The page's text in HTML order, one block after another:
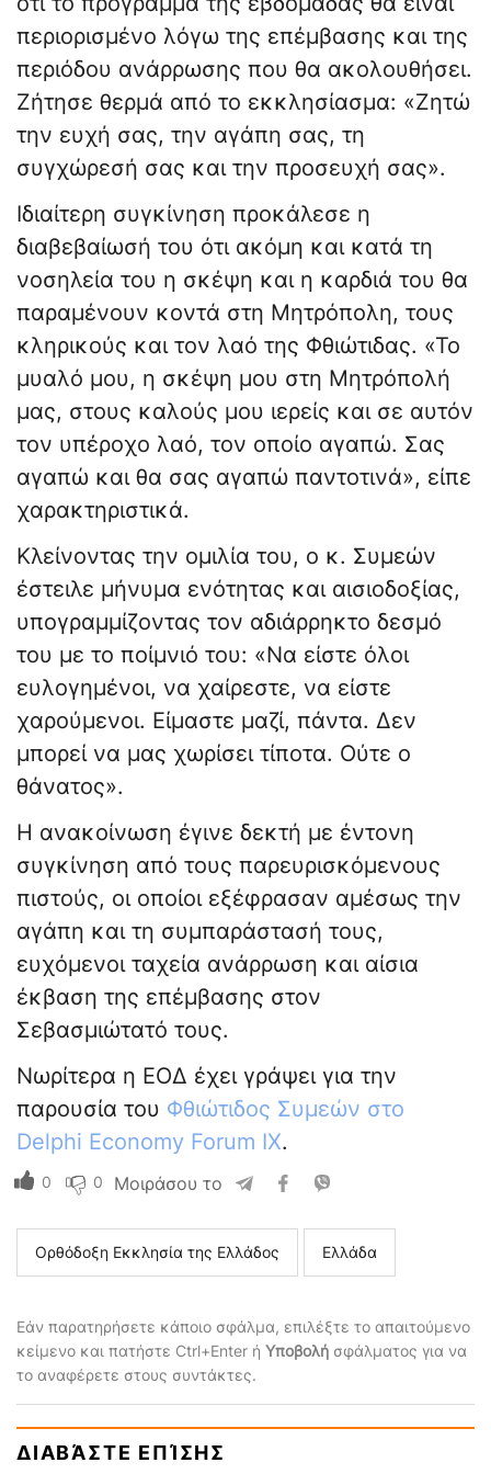
περιορισμένο λόγω της επέμβασης και της
περιόδου ανάρρωσης που θα ακολουθήσει.
Ζήτησε θερμά από το εκκλησίασμα: «Ζητώ
την ευχή σας, την αγάπη σας, τη
συγχώρεσή σας και την προσευχή σας».
Ιδιαίτερη συγκίνηση προκάλεσε η
διαβεβαίωσή του ότι ακόμη και κατά τη
νοσηλεία του η σκέψη και η καρδιά του θα
παραμένουν κοντά στη Μητρόπολη, τους
κληρικούς και τον λαό της Φθιώτιδας. «Το
μυαλό μου, η σκέψη μου στη Μητρόπολή
μας, στους καλούς μου ιερείς και σε αυτόν
τον υπέροχο λαό, τον οποίο αγαπώ. Σας
αγαπώ και θα σας αγαπώ παντοτινά», είπε
χαρακτηριστικά.
Κλείνοντας την ομιλία του, ο κ. Συμεών
έστειλε μήνυμα ενότητας και αισιοδοξίας,
υπογραμμίζοντας τον αδιάρρηκτο δεσμό
του με το ποίμνιό του: «Να είστε όλοι
ευλογημένοι, να χαίρεστε, να είστε
χαρούμενοι. Είμαστε μαζί, πάντα. Δεν
μπορεί να μας χωρίσει τίποτα. Ούτε ο
θάνατος».
Η ανακοίνωση έγινε δεκτή με έντονη
συγκίνηση από τους παρευρισκόμενους
πιστούς, οι οποίοι εξέφρασαν αμέσως την
αγάπη και τη συμπαράστασή τους,
ευχόμενοι ταχεία ανάρρωση και αίσια
έκβαση της επέμβασης στον
Σεβασμιώτατό τους.
Νωρίτερα η ΕΟΔ έχει γράψει για την
παρουσία του Φθιώτιδος Συμεών στο
Delphi Economy Forum IX.
0 0 Μοιράσου το
Ορθόδοξη Εκκλησία της Ελλάδος Ελλάδα
Εάν παρατηρήσετε κάποιο σφάλμα, επιλέξτε το απαιτούμενο
κείμενο και πατήστε Ctrl+Enter ή Υποβολή σφάλματος για να
το αναφέρετε στους συντάκτες.
ΔΙΑΒΆΣΤΕ ΕΠΊΣΗΣ